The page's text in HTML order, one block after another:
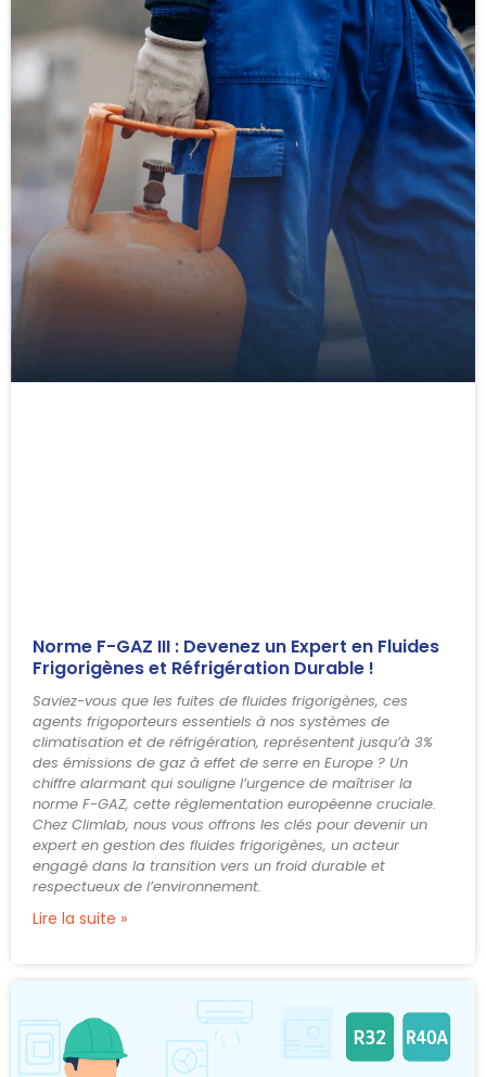
Norme F-GAZ III : Devenez un Expert en Fluides
Frigorigènes et Réfrigération Durable !
Saviez-vous que les fuites de fluides frigorigènes, ces
agents frigoporteurs essentiels à nos systèmes de
climatisation et de réfrigération, représentent jusqu’à 3%
des émissions de gaz à effet de serre en Europe ? Un
chiffre alarmant qui souligne l’urgence de maîtriser la
norme F-GAZ, cette réglementation européenne cruciale.
Chez Climlab, nous vous offrons les clés pour devenir un
expert en gestion des fluides frigorigènes, un acteur
engagé dans la transition vers un froid durable et
respectueux de l’environnement.
Lire la suite »